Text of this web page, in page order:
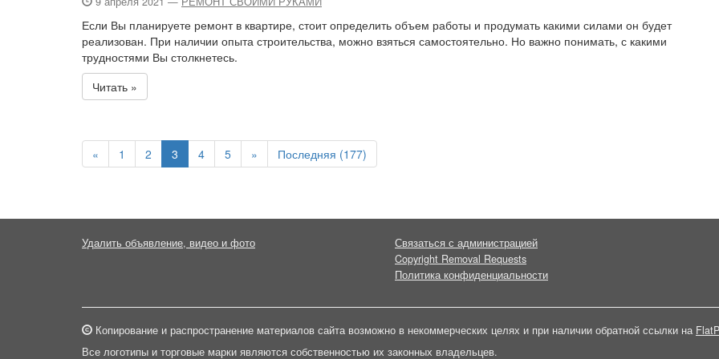
Если Вы планируете ремонт в квартире, стоит определить объем работы и продумать какими силами он будет
реализован. При наличии опыта строительства, можно взяться самостоятельно. Но важно понимать, с какими
трудностями Вы столкнетесь.
Читать »
« 1 2 3 4 5 » Последняя (177)
Удалить объявление, видео и фото
Связаться с администрацией
Copyright Removal Requests
Политика конфиденциальности
Копирование и распространение материалов сайта возможно в некоммерческих целях и при наличии обратной ссылки на
Все логотипы и торговые марки являются собственностью их законных владельцев.